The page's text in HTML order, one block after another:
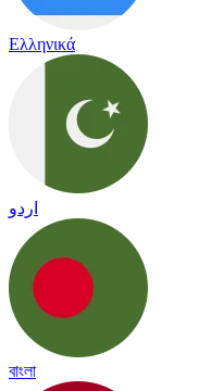
Ελληνικά
اردو
বাংলা